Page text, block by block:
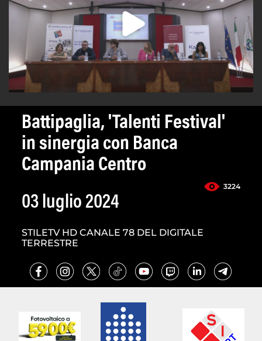
Battipaglia, 'Talenti Festival'
in sinergia con Banca
Campania Centro
3224
03 luglio 2024
STILETV HD CANALE 78 DEL DIGITALE
TERRESTRE